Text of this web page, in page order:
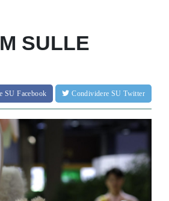
SULLE
SU Facebook Condividere SU Twitter